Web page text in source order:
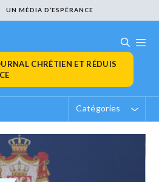
UN MÉDIA D’ESPÉRANCE
CHRÉTIEN ET RÉDUIS
Catégories